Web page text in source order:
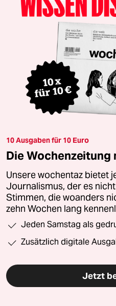
10 Ausgaben für 10 Euro
Die
Unsere wochentaz bietet
Journalismus, der es
Stimmen, die woanders
zehn Wochen lang
Jeden Samstag als
Zusätzlich digitale
Jetzt